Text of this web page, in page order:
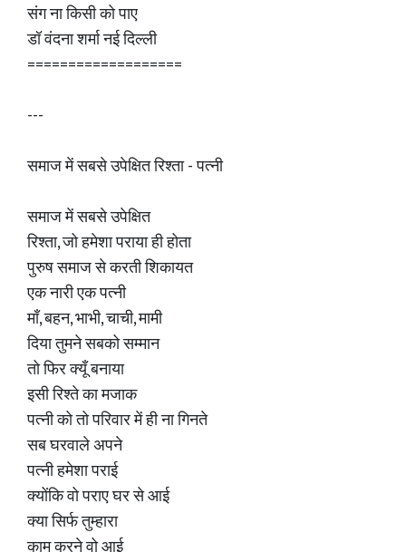
संग ना किसी को पाए
डॉ वंदना शर्मा नई दिल्ली
===================
---
समाज में सबसे उपेक्षित रिश्ता - पत्नी
समाज में सबसे उपेक्षित
रिश्ता, जो हमेशा पराया ही होता
पुरुष समाज से करती शिकायत
एक नारी एक पत्नी
माँ, बहन, भाभी, चाची, मामी
दिया तुमने सबको सम्मान
तो फिर क्यूँ बनाया
इसी रिश्ते का मजाक
पत्नी को तो परिवार में ही ना गिनते
सब घरवाले अपने
पत्नी हमेशा पराई
क्योंकि वो पराए घर से आई
क्या सिर्फ तुम्हारा